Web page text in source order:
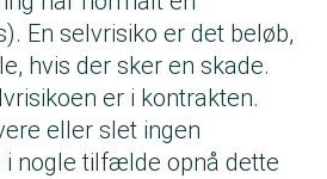
En selvrisiko er det beløb,
hvis der sker en skade.
er i kontrakten.
eller slet ingen
i nogle tilfælde opnå dette